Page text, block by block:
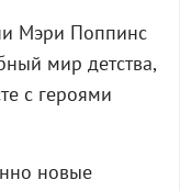
Мэри Поппинс
мир детства,
с героями
новые